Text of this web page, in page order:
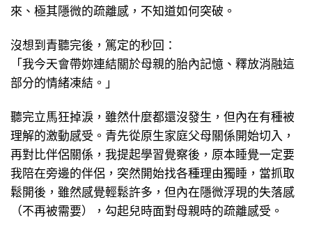
來、極其隱微的疏離感，不知道如何突破。
沒想到青聽完後，篤定的秒回：
「我今天會帶妳連結關於母親的胎內記憶、釋放消融這
部分的情緒凍結。」
聽完立馬狂掉淚，雖然什麼都還沒發生，但內在有種被
理解的激動感受。青先從原生家庭父母關係開始切入，
再對比伴侶關係，我提起學習覺察後，原本睡覺一定要
我陪在旁邊的伴侶，突然開始找各種理由獨睡，當抓取
鬆開後，雖然感覺輕鬆許多，但內在隱微浮現的失落感
（不再被需要），勾起兒時面對母親時的疏離感受。